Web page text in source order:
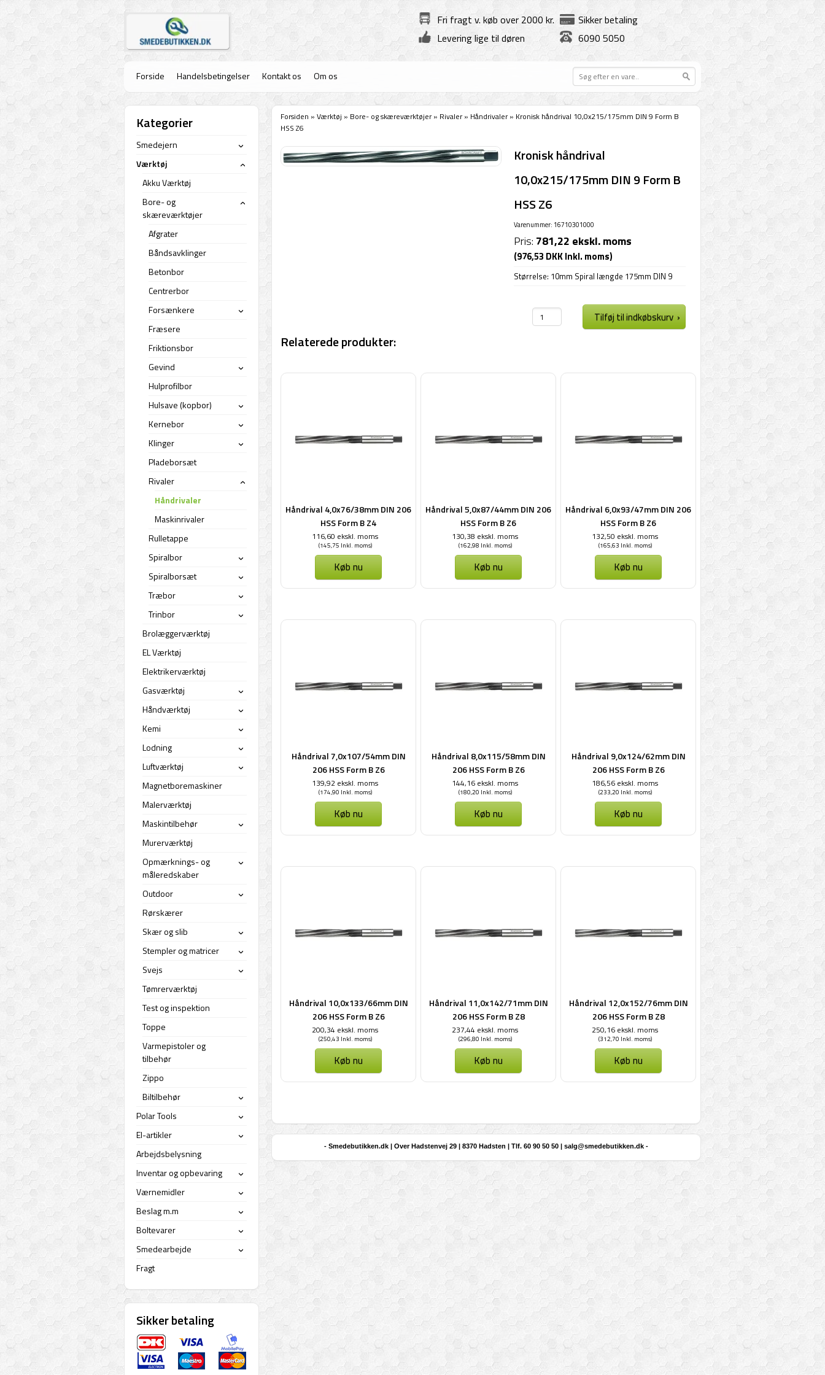
Fri fragt v. køb over 2000 kr.
Sikker betaling
Levering lige til døren
6090 5050
Forside Handelsbetingelser Kontakt os Om os
Forsiden » Værktøj » Bore- og skæreværktøjer» Rivaler» Håndrivaler» Kronisk håndrival 10,0x215/175mm DIN 9 Form B
HSS Z6
Kronisk håndrival
10,0x215/175mm DIN 9 Form B
HSS Z6
Varenummer: 16710301000
Pris: 781,22 ekskl. moms
(976,53 DKK Inkl. moms)
Størrelse: 10mm Spiral længde 175mm DIN 9
Relaterede produkter:
Håndrival 4,0x76/38mm DIN 206
HSS Form B Z4
116,60 ekskl. moms
(145,75 Inkl. moms)
Køb nu
Håndrival 5,0x87/44mm DIN 206
HSS Form B Z6
130,38 ekskl. moms
(162,98 Inkl. moms)
Køb nu
Håndrival 6,0x93/47mm DIN 206
HSS Form B Z6
132,50 ekskl. moms
(165,63 Inkl. moms)
Køb nu
Håndrival 7,0x107/54mm DIN
206 HSS Form B Z6
139,92 ekskl. moms
(174,90 Inkl. moms)
Køb nu
Håndrival 8,0x115/58mm DIN
206 HSS Form B Z6
144,16 ekskl. moms
(180,20 Inkl. moms)
Køb nu
Håndrival 9,0x124/62mm DIN
206 HSS Form B Z6
186,56 ekskl. moms
(233,20 Inkl. moms)
Køb nu
Håndrival 10,0x133/66mm DIN
206 HSS Form B Z6
200,34 ekskl. moms
(250,43 Inkl. moms)
Køb nu
Håndrival 11,0x142/71mm DIN
206 HSS Form B Z8
237,44 ekskl. moms
(296,80 Inkl. moms)
Køb nu
Håndrival 12,0x152/76mm DIN
206 HSS Form B Z8
250,16 ekskl. moms
(312,70 Inkl. moms)
Køb nu
- Smedebutikken.dk | Over Hadstenvej 29 | 8370 Hadsten | Tlf. 60 90 50 50 | salg@smedebutikken.dk -
Kategorier
Smedejern ›
Værktøj ›
Akku Værktøj
Bore- og
skæreværktøjer
›
Afgrater
Båndsavklinger
Betonbor
Centrerbor
Forsænkere
›
Fræsere
Friktionsbor
Gevind
›
Hulprofilbor
Hulsave (kopbor)
›
Kernebor ›
Klinger ›
Pladeborsæt
Rivaler
›
Håndrivaler
Maskinrivaler
Rulletappe
Spiralbor
›
Spiralborsæt ›
Træbor ›
Trinbor ›
Brolæggerværktøj
EL Værktøj
Elektrikerværktøj
Gasværktøj
›
Håndværktøj ›
Kemi ›
Lodning ›
Luftværktøj ›
Magnetboremaskiner
Malerværktøj
Maskintilbehør
›
Murerværktøj
Opmærknings- og
måleredskaber
›
Outdoor ›
Rørskærer
Skær og slib
›
Stempler og matricer ›
Svejs ›
Tømrerværktøj
Test og inspektion
Toppe
Varmepistoler og
tilbehør
Zippo
Biltilbehør
›
Polar Tools ›
El-artikler ›
Arbejdsbelysning
Inventar og opbevaring
›
Værnemidler ›
Beslag m.m ›
Boltevarer ›
Smedearbejde ›
Fragt
Sikker betaling